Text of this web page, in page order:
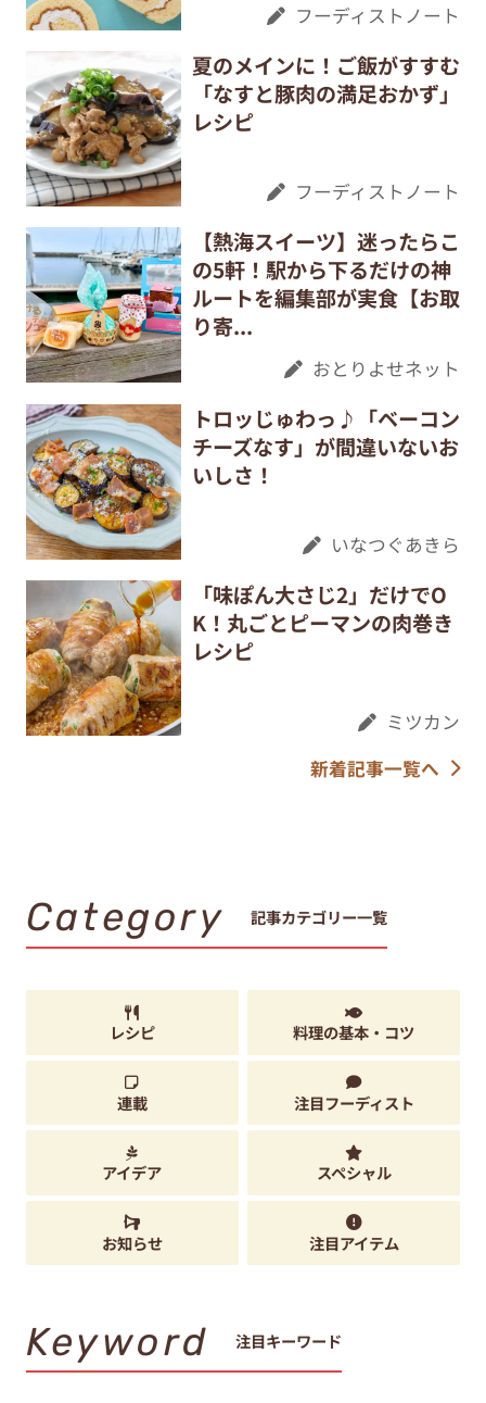
フーディストノート
夏のメインに！ご飯がすすむ
「なすと豚肉の満足おかず」
レシピ
フーディストノート
【熱海スイーツ】迷ったらこ
の5軒！駅から下るだけの神
ルートを編集部が実食【お取
り寄...
おとりよせネット
トロッじゅわっ♪「ベーコン
チーズなす」が間違いないお
いしさ！
いなつぐあきら
「味ぽん大さじ2」だけでO
K！丸ごとピーマンの肉巻き
レシピ
ミツカン
新着記事一覧へ
Category 記事カテゴリー一覧
レシピ 料理の基本・コツ
連載 注目フーディスト
アイデア スペシャル
お知らせ 注目アイテム
Keyword 注目キーワード